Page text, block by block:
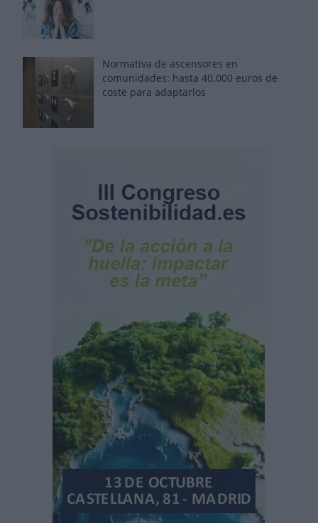
Normativa de ascensores en
comunidades: hasta 40.000 euros de
coste para adaptarlos